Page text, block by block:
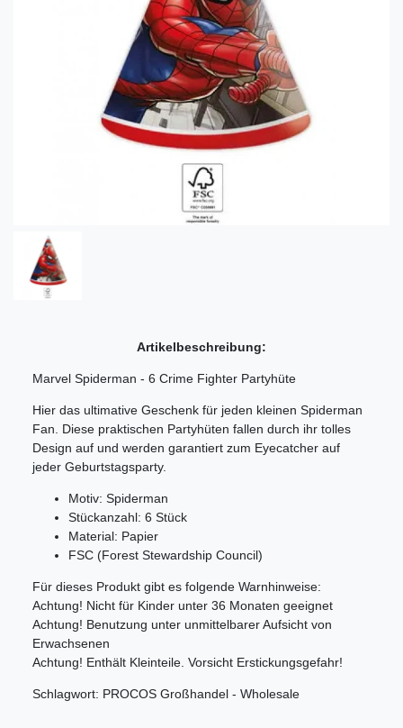
Artikelbeschreibung:
Marvel Spiderman - 6 Crime Fighter Partyhüte
Hier das ultimative Geschenk für jeden kleinen Spiderman
Fan. Diese praktischen Partyhüten fallen durch ihr tolles
Design auf und werden garantiert zum Eyecatcher auf
jeder Geburtstagsparty.
Motiv: Spiderman
Stückanzahl: 6 Stück
Material: Papier
FSC (Forest Stewardship Council)
Für dieses Produkt gibt es folgende Warnhinweise:
Achtung! Nicht für Kinder unter 36 Monaten geeignet
Achtung! Benutzung unter unmittelbarer Aufsicht von
Erwachsenen
Achtung! Enthält Kleinteile. Vorsicht Erstickungsgefahr!
Schlagwort: PROCOS Großhandel - Wholesale